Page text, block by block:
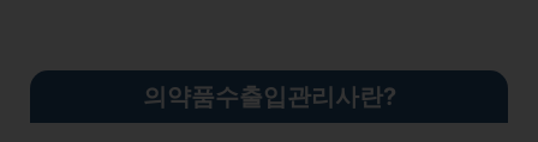
의약품수출입관리사란?